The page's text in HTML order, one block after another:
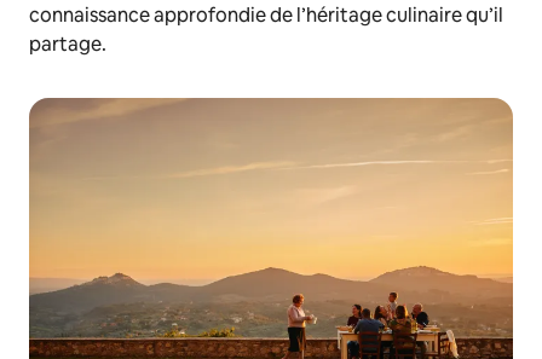
connaissance approfondie de l’héritage culinaire qu’il
partage.